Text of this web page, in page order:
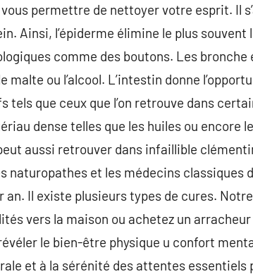
permettre de nettoyer votre esprit. Il
Ainsi, l’épiderme élimine le plus souvent
comme des boutons. Les
malte ou l’alcool. L’intestin donne
que ceux que l’on retrouve dans
dense telles que les huiles ou encore
aussi retrouver dans infaillible
naturopathes et les médecins classiques
an. Il existe plusieurs types de cures.
vers la maison ou achetez un
le bien-être physique u confort
et à la sérénité des attentes essentiels